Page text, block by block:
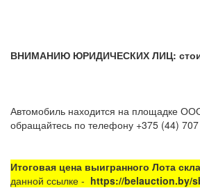
ВНИМАНИЮ ЮРИДИЧЕСКИХ ЛИЦ:
Автомобиль находится на площадке
обращайтесь по телефону +375 (44)
Итоговая цена выигранного Лота
данной ссылке - https://belauction.by/